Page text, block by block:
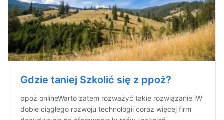
Gdzie taniej Szkolić się z ppoż?
ppoż onlineWarto zatem rozważyć takie rozwiązanie iW
dobie ciągłego rozwoju technologii coraz więcej firm